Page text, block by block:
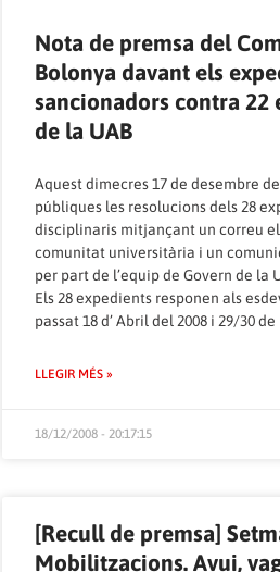
Nota de premsa del
Bolonya davant els
sancionadors contra 22
de la UAB
Aquest dimecres 17 de desembre
públiques les resolucions dels 28
disciplinaris mitjançant un correu
comunitat universitària i un
per part de l’equip de Govern de la
Els 28 expedients responen als
passat 18 d’ Abril del 2008 i 29/30
LLEGIR MÉS »
18/12/2008 - 20:17:15
[Recull de premsa]
Mobilitzacions. Avui,